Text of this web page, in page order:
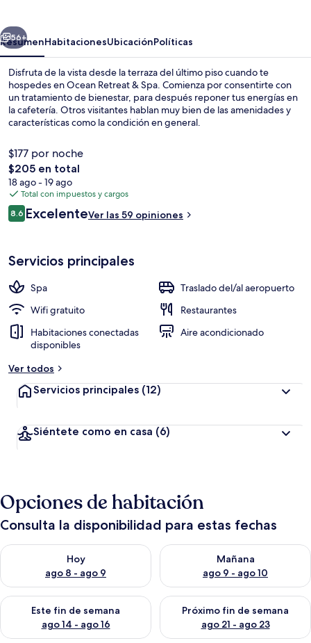
Siguiente
56+
ResumenHabitacionesUbicaciónPolíticas
Disfruta de la vista desde la terraza del último piso cuando te
hospedes en Ocean Retreat & Spa. Comienza por consentirte con
un tratamiento de bienestar, para después reponer tus energías en
la cafetería. Otros visitantes hablan muy bien de las amenidades y
características como la condición en general.
$177 por noche
El
precio
total
es
de
$205 en total
18 ago - 19 ago
Total con impuestos y cargos
Opiniones
8.68.6 de 10,
ExcelenteVer las 59 opiniones
Servicios principales
Spa
Traslado del/al aeropuerto
Wifi gratuito
Restaurantes
Habitaciones conectadas
disponibles
Aire acondicionado
Ver todos
Servicios principales (12)
Siéntete como en casa (6)
Opciones de habitación
Consulta la disponibilidad para estas fechas
Hoy
ago 8 - ago 9
Consulta la disponibilidad para hoy ago 8 - ago 9
Mañana
ago 9 - ago 10
Consulta la disponibilidad
Este fin de semana
ago 14 - ago 16
Consulta la disponibilidad para este fin de semana ago 14 -
Próximo fin de semana
ago 21 - ago 23
Consulta la disponibilidad